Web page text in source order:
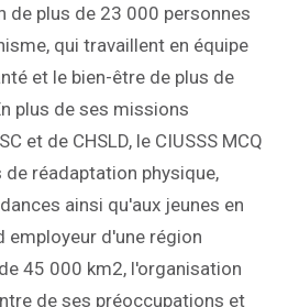
de plus de 23 000 personnes
qui travaillent en équipe
et le bien-être de plus de
plus de ses missions
et de CHSLD, le CIUSSS MCQ
réadaptation physique,
ainsi qu'aux jeunes en
employeur d'une région
45 000 km2, l'organisation
de ses préoccupations et